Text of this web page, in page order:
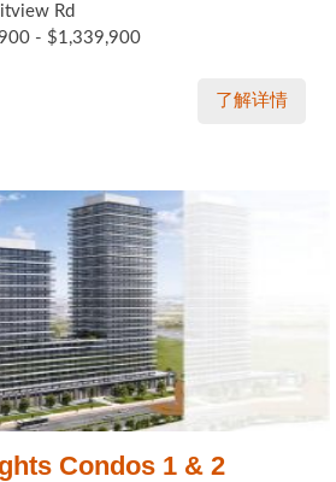
Rd
- $1,339,900
了解详情
Condos 1 & 2